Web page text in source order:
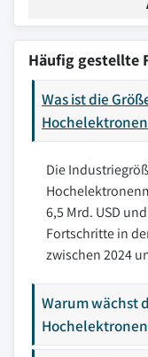
Häufig gestellte
Was ist die
Die
6,5 Mrd. USD
Fortschritte in
zwischen 2024
Warum wächst